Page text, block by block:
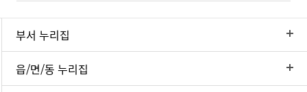
부서 누리집
읍/면/동 누리집